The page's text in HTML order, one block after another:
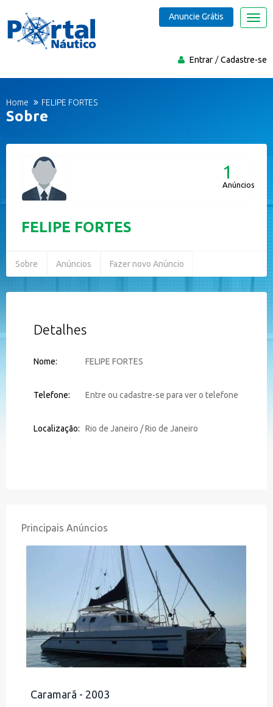
Entrar Cadastre-se
Anuncie Grátis
Home FELIPE FORTES
Sobre
FELIPE FORTES
1
Anúncios
Sobre Anúncios Fazer novo Anúncio
Detalhes
Nome: FELIPE FORTES
Telefone: Entre ou cadastre-se para ver o telefone
Localização: Rio de Janeiro / Rio de Janeiro
Principais Anúncios
Caramarã - 2003